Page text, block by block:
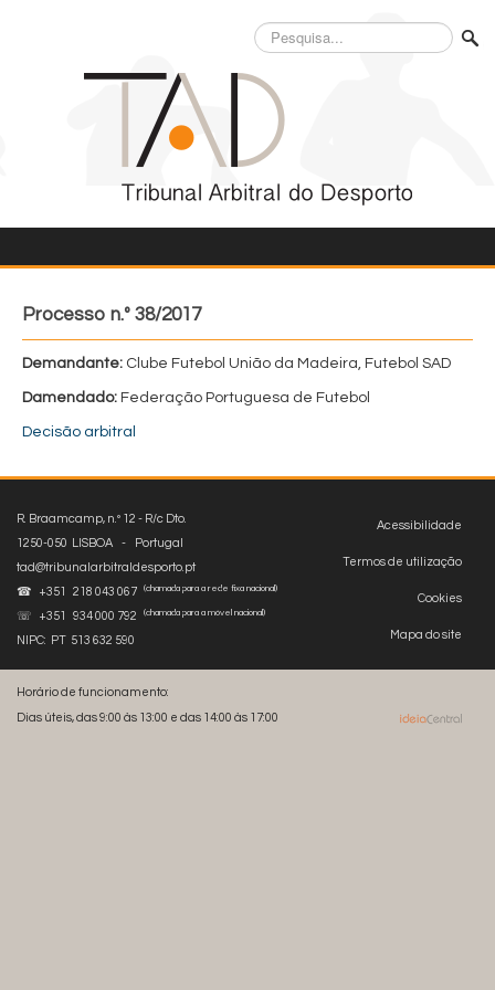
Pesquisa...
Processo n.º 38/2017
Demandante: Clube Futebol União da Madeira, Futebol SAD
Damendado: Federação Portuguesa de Futebol
Decisão arbitral
Acessibilidade
Termos de utilização
Cookies
Mapa do site
R. Braamcamp, n.º 12 - R/c Dto.
1250-050 LISBOA - Portugal
tad@tribunalarbitraldesporto.pt
☎ +351 218 043 067
(chamada para a rede fixa nacional)
☏ +351 934 000 792 (chamada para a móvel nacional)
NIPC: PT 513 632 590
Horário de funcionamento:
Dias úteis, das 9:00 às 13:00 e das 14:00 às 17:00